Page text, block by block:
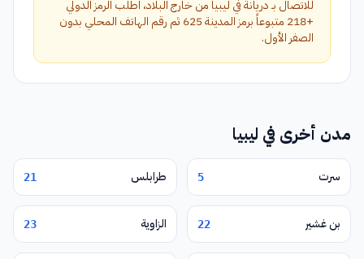
للاتصال بـ دريانة في ليبيا من خارج البلاد، اطلب الرمز الدولي
+218 متبوعاً برمز المدينة 625 ثم رقم الهاتف المحلي بدون
الصفر الأول.
مدن أخرى في ليبيا
سرت 5 طرابلس 21
بن غشير 22 الزاوية 23